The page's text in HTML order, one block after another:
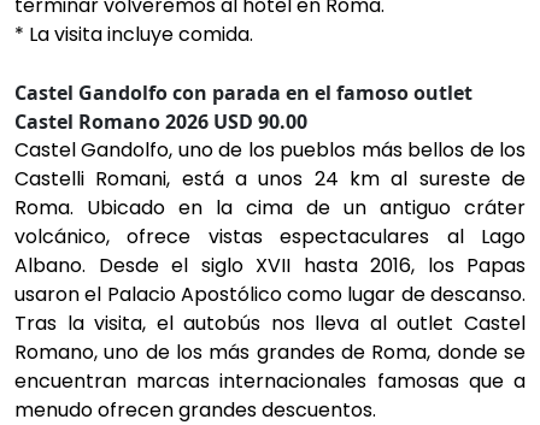
* La visita incluye comida.
Castel Gandolfo con parada en el famoso outlet
Castel Romano 2026 USD 90.00
Castel Gandolfo, uno de los pueblos más bellos de los
Castelli Romani, está a unos 24 km al sureste de
Roma. Ubicado en la cima de un antiguo cráter
volcánico, ofrece vistas espectaculares al Lago
Albano. Desde el siglo XVII hasta 2016, los Papas
usaron el Palacio Apostólico como lugar de descanso.
Tras la visita, el autobús nos lleva al outlet Castel
Romano, uno de los más grandes de Roma, donde se
encuentran marcas internacionales famosas que a
menudo ofrecen grandes descuentos.